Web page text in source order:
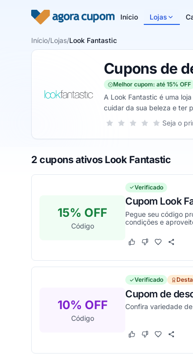
Início Lojas
Início/Lojas/Look Fantastic
Cupons de
Melhor cupom: até 15% OFF
A Look Fantastic é uma
cuidar da sua beleza e ter
Sua nota para Look
5 estrelas
4 estrelas
3 estrelas
2 estrelas
1 estrela Seja o
2 cupons ativos Look Fantastic
15% OFF
Código
Verificado
Cupom Look
Pegue seu código
condições e
Este cupom
Este cupom não
10% OFF
Código
Verificado
Cupom de
Confira variedade
Este cupom
Este cupom não